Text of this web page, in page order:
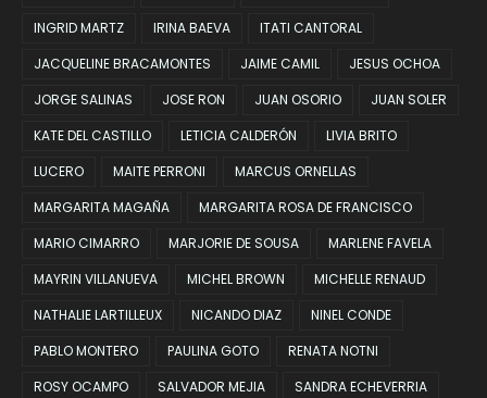
INGRID MARTZ
IRINA BAEVA
ITATI CANTORAL
JACQUELINE BRACAMONTES
JAIME CAMIL
JESUS OCHOA
JORGE SALINAS
JOSE RON JUAN OSORIO
JUAN SOLER
KATE DEL CASTILLO
LETICIA CALDERÓN
LIVIA BRITO
LUCERO
MAITE PERRONI
MARCUS ORNELLAS
MARGARITA MAGAÑA
MARGARITA ROSA DE FRANCISCO
MARIO CIMARRO
MARJORIE DE SOUSA
MARLENE FAVELA
MAYRIN VILLANUEVA
MICHEL BROWN
MICHELLE RENAUD
NATHALIE LARTILLEUX
NICANDO DIAZ
NINEL CONDE
PABLO MONTERO
PAULINA GOTO
RENATA NOTNI
ROSY OCAMPO
SALVADOR MEJIA
SANDRA ECHEVERRIA